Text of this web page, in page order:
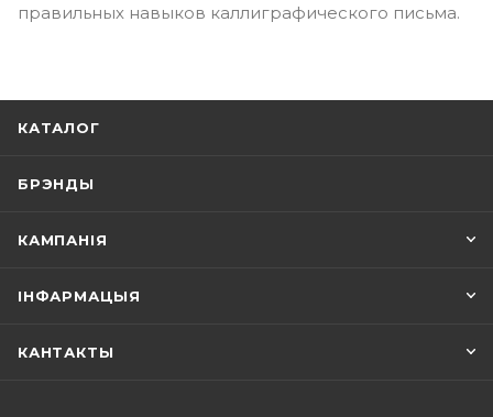
правильных навыков каллиграфического письма.
КАТАЛОГ
БРЭНДЫ
КАМПАНІЯ
ІНФАРМАЦЫЯ
КАНТАКТЫ